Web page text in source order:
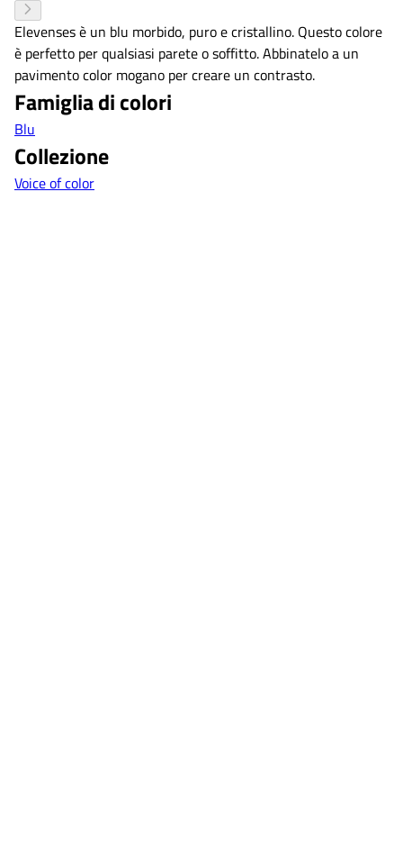
Elevenses è un blu morbido, puro e cristallino. Questo colore
è perfetto per qualsiasi parete o soffitto. Abbinatelo a un
pavimento color mogano per creare un contrasto.
Famiglia di colori
Blu
Collezione
Voice of color